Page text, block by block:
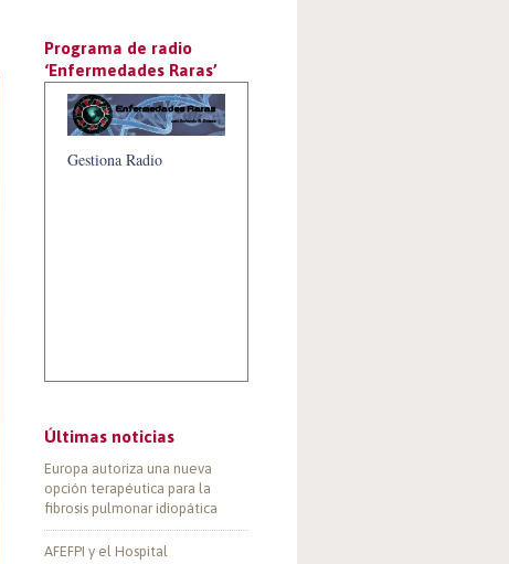
Programa de radio
‘Enfermedades Raras’
Gestiona Radio
Últimas noticias
Europa autoriza una nueva
opción terapéutica para la
fibrosis pulmonar idiopática
AFEFPI y el Hospital